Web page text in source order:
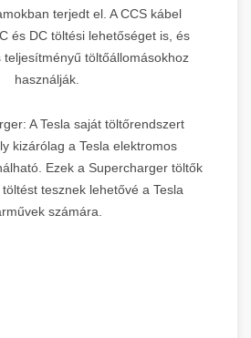
terjedt el. A CCS kábel
és DC töltési lehetőséget is, és
töltőállomásokhoz
használják.
A Tesla saját töltőrendszert
kizárólag a Tesla elektromos
Ezek a Supercharger töltők
tesznek lehetővé a Tesla
számára.